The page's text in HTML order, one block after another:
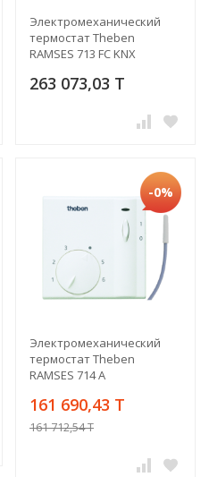
Электромеханический
термостат Theben
RAMSES 713 FC KNX
263 073,03 T
-0%
Электромеханический
термостат Theben
RAMSES 714 A
161 690,43 T
161 712,54 T